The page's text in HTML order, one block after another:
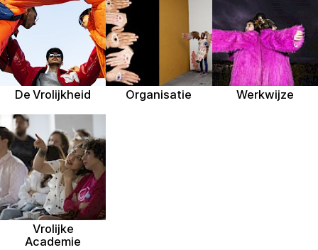
De Vrolijkheid Organisatie Werkwijze
Vrolijke
Academie